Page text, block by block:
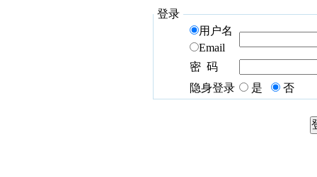
登录
用户名
Email
密 码
隐身登录
是 否